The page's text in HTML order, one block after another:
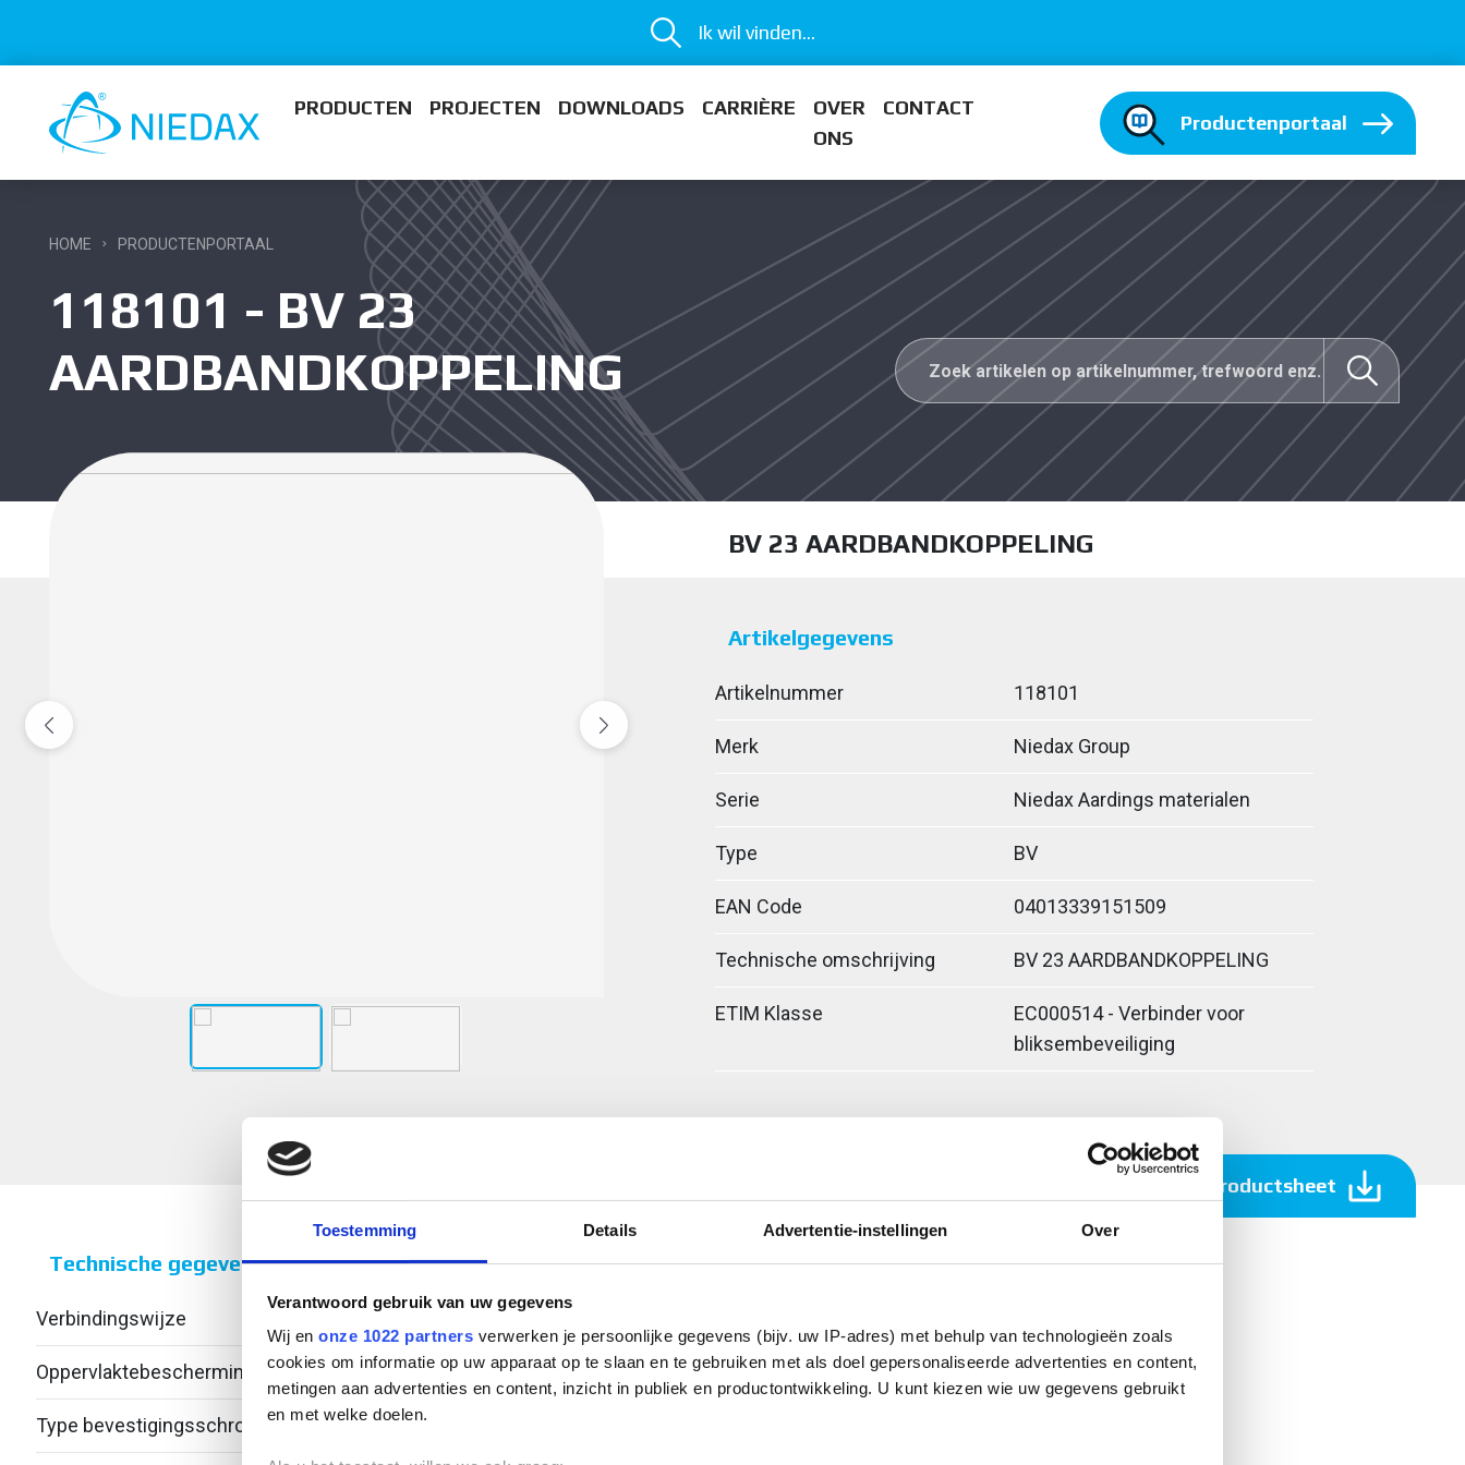
Toestemming Details Advertentie-instellingen Over
Verantwoord gebruik van uw gegevens
Wij en onze 1022 partners verwerken je persoonlijke gegevens (bijv. uw IP-adres) met behulp van technologieën zoals
cookies om informatie op uw apparaat op te slaan en te gebruiken met als doel gepersonaliseerde advertenties en content,
metingen aan advertenties en content, inzicht in publiek en productontwikkeling. U kunt kiezen wie uw gegevens gebruikt
en met welke doelen.
Ik wil vinden...
PRODUCTEN PROJECTEN DOWNLOADS CARRIÈRE
OVER
ONS
CONTACT
Productenportaal
HOME PRODUCTENPORTAAL
118101 - BV 23
AARDBANDKOPPELING
BV 23 AARDBANDKOPPELING
Artikelgegevens
Artikelnummer 118101
Merk Niedax Group
Serie Niedax Aardings materialen
Type BV
EAN Code 04013339151509
Technische omschrijving BV 23 AARDBANDKOPPELING
ETIM Klasse
EC000514 - Verbinder voor
bliksembeveiliging
Download productsheet
Technische gegevens
Verbindingswijze
Oppervlaktebescherming
Type bevestigingsschroeven